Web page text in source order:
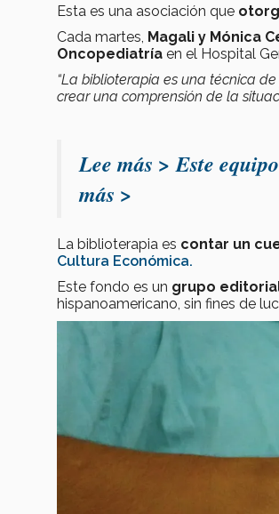
Esta es una asociación que
Cada martes, Magali y Mónica
Oncopediatría en el Hospital
“La biblioterapia es una técnica
crear una comprensión de la
Lee más > Este
más >
La biblioterapia es contar un
Cultura Económica.
Este fondo es un grupo
hispanoamericano, sin fines de